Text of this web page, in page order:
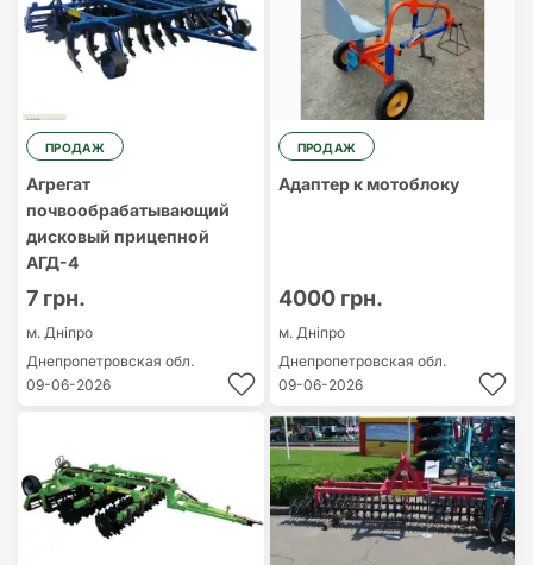
ПРОДАЖ
Агрегат
почвообрабатывающий
дисковый прицепной
АГД-4
7 грн.
м. Дніпро
Днепропетровская обл.
09-06-2026
ПРОДАЖ
Адаптер к мотоблоку
4000 грн.
м. Дніпро
Днепропетровская обл.
09-06-2026